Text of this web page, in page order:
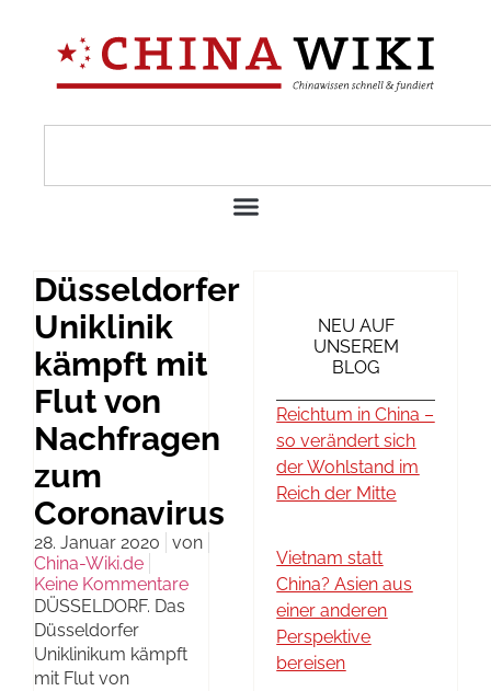
Düsseldorfer
Uniklinik
kämpft mit
Flut von
Nachfragen
zum
Coronavirus
28. Januar 2020
von
China-Wiki.de
Keine Kommentare
DÜSSELDORF. Das
Düsseldorfer
Uniklinikum kämpft
mit Flut von
NEU AUF
UNSEREM
BLOG
Reichtum in China –
so verändert sich
der Wohlstand im
Reich der Mitte
Vietnam statt
China? Asien aus
einer anderen
Perspektive
bereisen